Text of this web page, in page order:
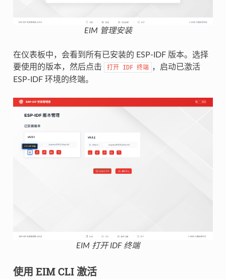
EIM 管理安装
在仪表板中，会看到所有已安装的 ESP-IDF 版本。选择
要使用的版本，然后点击
打开 IDF 终端 ，启动已激活
ESP-IDF 环境的终端。
EIM 打开 IDF 终端
使用 EIM CLI 激活